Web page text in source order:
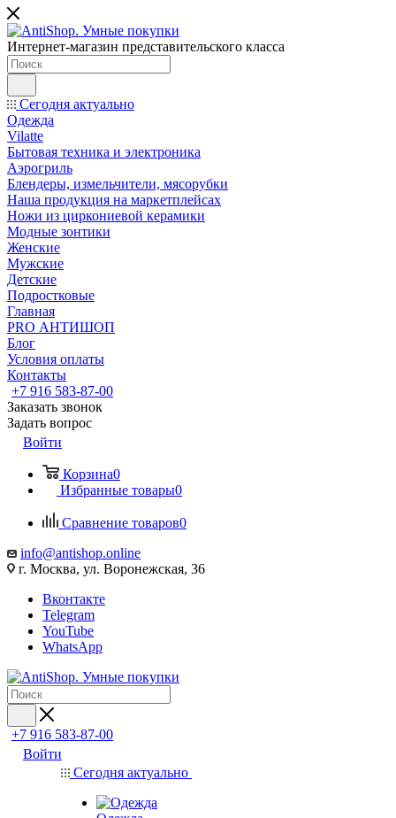
Интернет-магазин представительского класса
Сегодня актуально
Одежда
Vilatte
Бытовая техника и электроника
Аэрогриль
Блендеры, измельчители, мясорубки
Наша продукция на маркетплейсах
Ножи из циркониевой керамики
Модные зонтики
Женские
Мужские
Детские
Подростковые
Главная
PRO АНТИШОП
Блог
Условия оплаты
Контакты
+7 916 583-87-00
Заказать звонок
Задать вопрос
Войти
Корзина0
Избранные товары0
Сравнение товаров0
info@antishop.online
г. Москва, ул. Воронежская, 36
Вконтакте
Telegram
YouTube
WhatsApp
+7 916 583-87-00
Войти
Сегодня актуально